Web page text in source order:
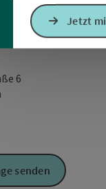
Jetzt
6
senden